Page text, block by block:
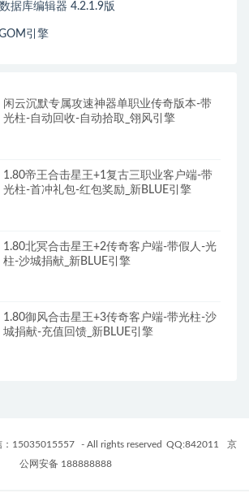
据库编辑器 4.2.1.9版
引擎
闲云沉默专属攻速神器单职业传奇版本-带
光柱-自动回收-自动拾取_翎风引擎
1.80帝王合击星王+1复古三职业客户端-带
光柱-首冲礼包-红包奖励_新BLUE引擎
1.80北冥合击星王+2传奇客户端-带假人-光
柱-沙城捐献_新BLUE引擎
1.80御风合击星王+3传奇客户端-带光柱-沙
城捐献-充值回馈_新BLUE引擎
：15035015557 - All rights reserved QQ:842011
京
公网安备 188888888